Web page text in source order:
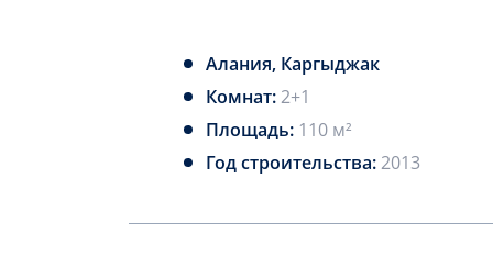
Алания, Каргыджак
Комнат:2+1
Площадь: 110 м²
Год строительства:2013